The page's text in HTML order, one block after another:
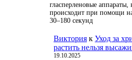
гласперленовые аппараты,
происходит при помощи
30–180 секунд
Виктория к Уход за
растить нельзя
19.10.2025